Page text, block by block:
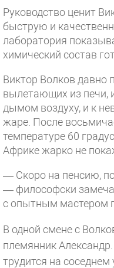
Руководство ценит
быструю и
лаборатория
химический состав
Виктор Волков давно
вылетающих из печи,
дымом воздуху, и к
жаре. После
температуре 60
Африке жарко не
— Скоро на пенсию,
— философски
с опытным мастером
В одной смене с
племянник
трудится на соседнем